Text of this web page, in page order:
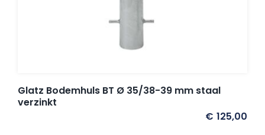
Glatz Bodemhuls BT Ø 35/38-39 mm staal
verzinkt
€ 125,00